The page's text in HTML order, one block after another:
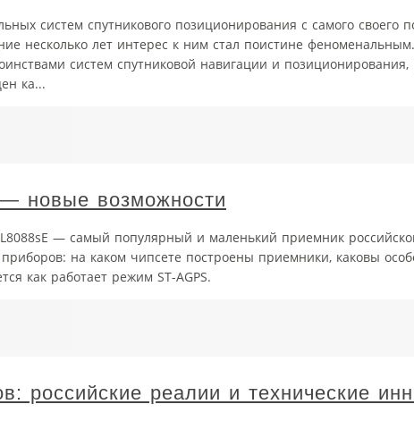
систем спутникового позиционирования с самого своего
несколько лет интерес к ним стал поистине
систем спутниковой навигации и позиционирования,
ка...
новые возможности
— самый популярный и маленький приемник
на каком чипсете построены приемники, каковы
как работает режим ST-AGPS.
российские реалии и технические